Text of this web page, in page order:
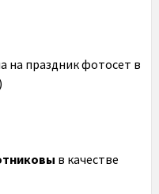
на праздник фотосет в
в качестве